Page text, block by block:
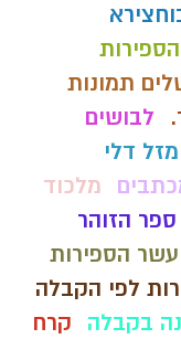
תמונות
לבושים
מזל דלי
מלכוד
ספר הזוהר
עשר הספירות
לפי הקבלה
בקבלה
קרח